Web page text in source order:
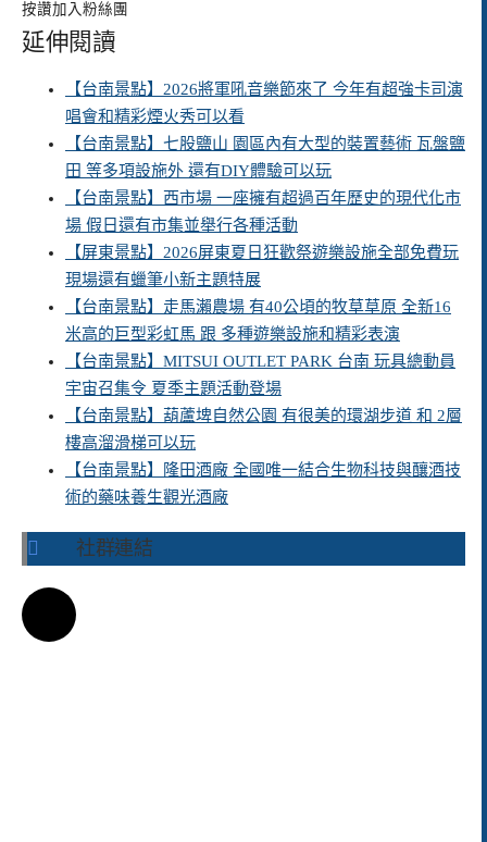
按讚加入粉絲團
延伸閱讀
【台南景點】2026將軍吼音樂節來了 今年有超強卡司演
唱會和精彩煙火秀可以看
【台南景點】七股鹽山 園區內有大型的裝置藝術 瓦盤鹽
田 等多項設施外 還有DIY體驗可以玩
【台南景點】西市場 一座擁有超過百年歷史的現代化市
場 假日還有市集並舉行各種活動
【屏東景點】2026屏東夏日狂歡祭遊樂設施全部免費玩
現場還有蠟筆小新主題特展
【台南景點】走馬瀨農場 有40公頃的牧草草原 全新16
米高的巨型彩虹馬 跟 多種遊樂設施和精彩表演
【台南景點】MITSUI OUTLET PARK 台南 玩具總動員
宇宙召集令 夏季主題活動登場
【台南景點】葫蘆埤自然公園 有很美的環湖步道 和 2層
樓高溜滑梯可以玩
【台南景點】隆田酒廠 全國唯一結合生物科技與釀酒技
術的藥味養生觀光酒廠
社群連結